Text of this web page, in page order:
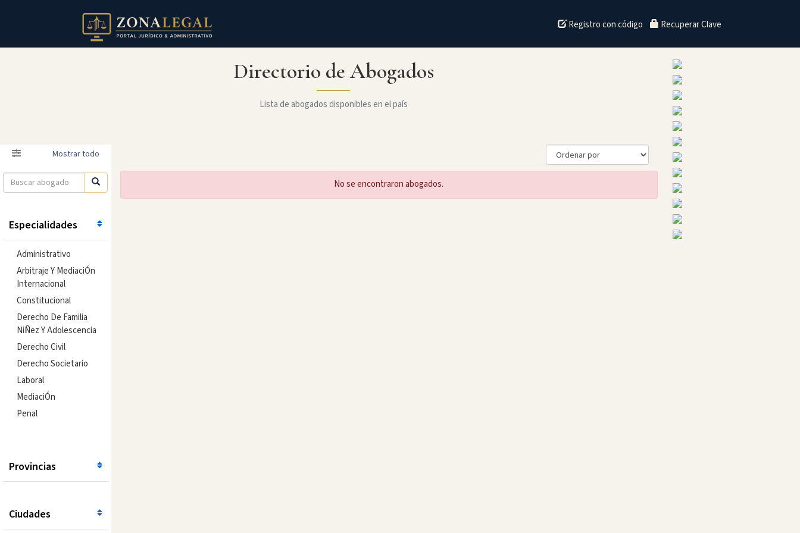
Registro con código Recuperar Clave
Directorio de Abogados
Lista de abogados disponibles en el país
Filtro Mostrar todo
Especialidades
Administrativo
Arbitraje Y MediaciÓn
Internacional
Constitucional
Derecho De Familia
NiÑez Y Adolescencia
Derecho Civil
Derecho Societario
Laboral
MediaciÓn
Penal
Provincias
Ciudades
No se encontraron abogados.